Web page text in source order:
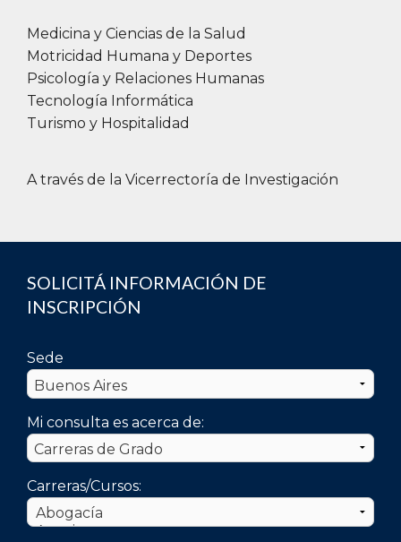
Medicina y Ciencias de la Salud
Motricidad Humana y Deportes
Psicología y Relaciones Humanas
Tecnología Informática
Turismo y Hospitalidad
A través de la Vicerrectoría de Investigación
SOLICITÁ INFORMACIÓN DE
INSCRIPCIÓN
Sede
Mi consulta es acerca de:
Carreras/Cursos: